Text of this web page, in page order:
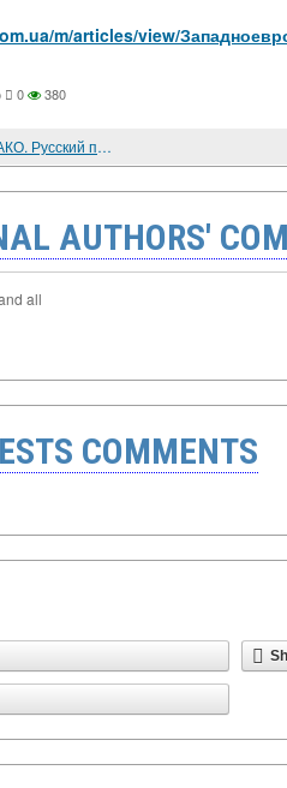
m/articles/view/
0 380
И. М. АФОНАСЕНКО, Е. Л. ЛОМАКО. Русский провинциальный город екатерининской эпохи: Коломна во второй половине XVIII века
AUTHORS'
all
COMMENTS